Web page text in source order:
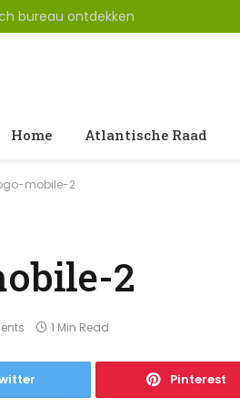
bureau ontdekken
Home Atlantische Raad
mobile-2
2
1 Min Read
Pinterest